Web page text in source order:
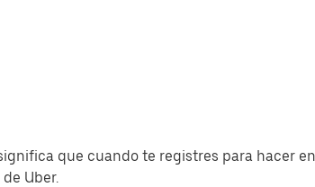
que cuando te registres para hacer
Uber.